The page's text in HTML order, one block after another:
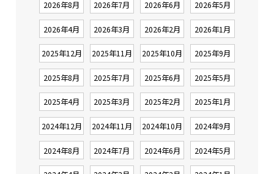
2026年8月 2026年7月 2026年6月 2026年5月
2026年4月 2026年3月 2026年2月 2026年1月
2025年12月 2025年11月 2025年10月 2025年9月
2025年8月 2025年7月 2025年6月 2025年5月
2025年4月 2025年3月 2025年2月 2025年1月
2024年12月 2024年11月 2024年10月 2024年9月
2024年8月 2024年7月 2024年6月 2024年5月